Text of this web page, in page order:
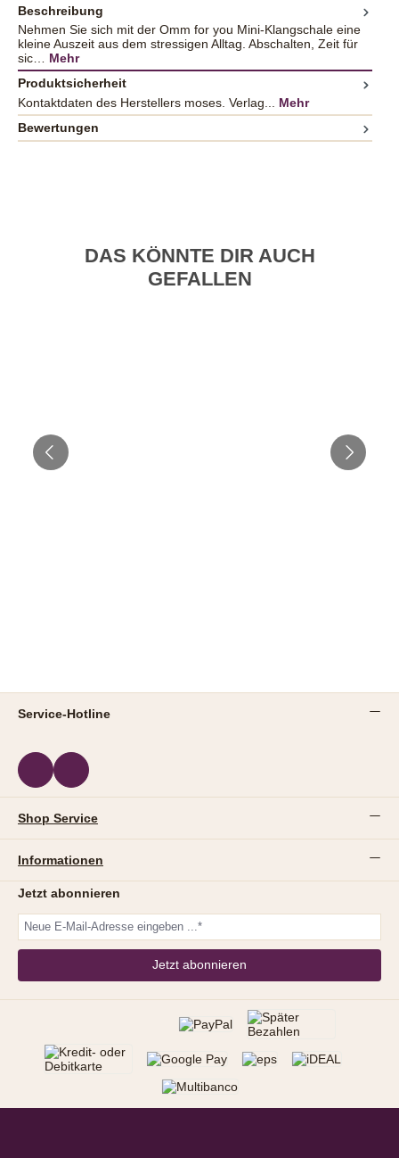
Beschreibung
Nehmen Sie sich mit der Omm for you Mini-Klangschale eine
kleine Auszeit aus dem stressigen Alltag. Abschalten, Zeit für
sic… Mehr
Produktsicherheit
Kontaktdaten des Herstellers moses. Verlag... Mehr
Bewertungen
DAS KÖNNTE DIR AUCH
GEFALLEN
Service-Hotline
Shop Service
Informationen
Jetzt abonnieren
Jetzt abonnieren